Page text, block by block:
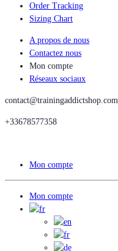
Order Tracking
Sizing Chart
A propos de nous
Contactez nous
Mon compte
Réseaux sociaux
contact@trainingaddictshop.com
+33678577358
Mon compte
Mon compte